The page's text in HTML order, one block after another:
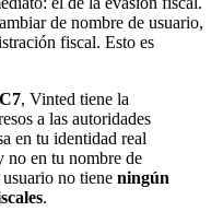
de nombre de usuario,
fiscal. Esto es
, Vinted tiene la
a las autoridades
en tu identidad real
no en tu nombre de
no tiene ningún
.